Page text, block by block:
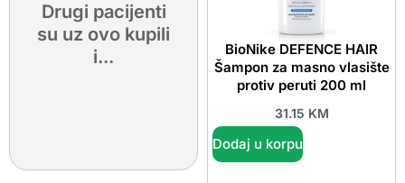
Drugi pacijenti
su uz ovo kupili
i...
BioNike DEFENCE HAIR
Šampon za masno vlasište
protiv peruti 200 ml
31.15 KM
Dodaj u korpu